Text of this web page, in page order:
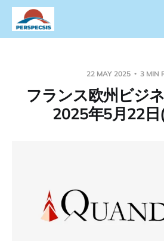
22 MAY 2025 3 MIN
フランス欧州ビジ
2025年5月22日